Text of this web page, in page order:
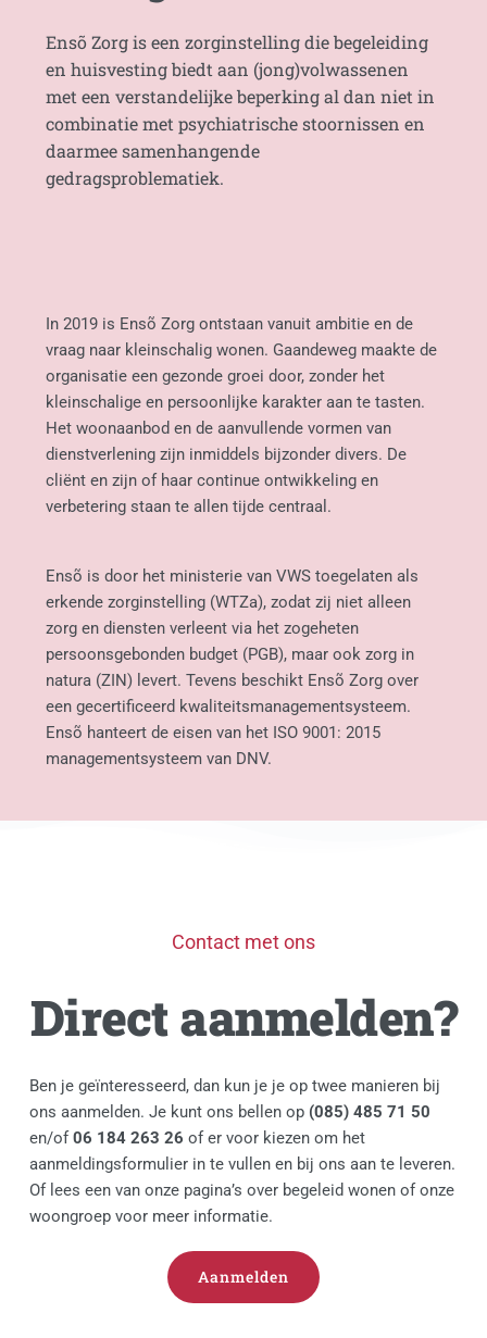
Ensõ Zorg is een zorginstelling die begeleiding
en huisvesting biedt aan (jong)volwassenen
met een verstandelijke beperking al dan niet in
combinatie met psychiatrische stoornissen en
daarmee samenhangende
gedragsproblematiek.
In 2019 is Ensõ Zorg ontstaan vanuit ambitie en de
vraag naar kleinschalig wonen. Gaandeweg maakte de
organisatie een gezonde groei door, zonder het
kleinschalige en persoonlijke karakter aan te tasten.
Het woonaanbod en de aanvullende vormen van
dienstverlening zijn inmiddels bijzonder divers. De
cliënt en zijn of haar continue ontwikkeling en
verbetering staan te allen tijde centraal.
Ensõ is door het ministerie van VWS toegelaten als
erkende zorginstelling (WTZa), zodat zij niet alleen
zorg en diensten verleent via het zogeheten
persoonsgebonden budget (PGB), maar ook zorg in
natura (ZIN) levert. Tevens beschikt Ensõ Zorg over
een gecertificeerd kwaliteitsmanagementsysteem.
Ensõ hanteert de eisen van het ISO 9001: 2015
managementsysteem van DNV.
Contact met ons
Direct aanmelden?
Ben je geïnteresseerd, dan kun je je op twee manieren bij
ons aanmelden. Je kunt ons bellen op (085) 485 71 50
en/of 06 184 263 26 of er voor kiezen om het
aanmeldingsformulier in te vullen en bij ons aan te leveren.
Of lees een van onze pagina’s over begeleid wonen
of onze
woongroep voor meer informatie.
Aanmelden